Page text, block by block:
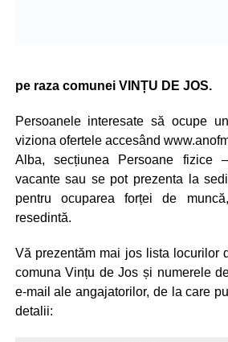
pe raza comunei VINȚU DE JOS.
Persoanele interesate să ocupe
viziona ofertele accesând
Alba, secțiunea Persoane fizice
vacante sau se pot prezenta la
pentru ocuparea forței de
resedintă.
Vă prezentăm mai jos lista locurilor
comuna Vințu de Jos și numerele
e-mail ale angajatorilor, de la care
detalii: